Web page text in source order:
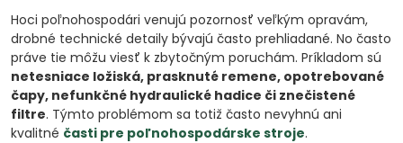
Hoci poľnohospodári venujú pozornosť veľkým opravám,
drobné technické detaily bývajú často prehliadané. No často
práve tie môžu viesť k zbytočným poruchám. Príkladom sú
netesniace ložiská, prasknuté remene, opotrebované
čapy, nefunkčné hydraulické hadice či znečistené
filtre. Týmto problémom sa totiž často nevyhnú ani
kvalitné časti pre poľnohospodárske stroje.